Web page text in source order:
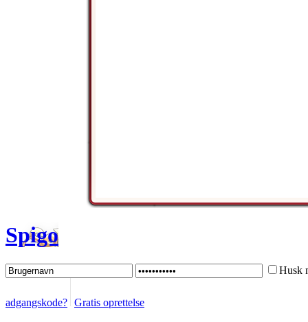
Spigo
Husk
adgangskode? Gratis oprettelse